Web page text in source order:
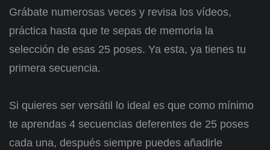
Grábate numerosas veces y revisa los vídeos,
práctica hasta que te sepas de memoria la
selección de esas 25 poses. Ya esta, ya tienes tu
primera secuencia.
Si quieres ser versátil lo ideal es que como mínimo
te aprendas 4 secuencias deferentes de 25 poses
cada una, después siempre puedes añadirle